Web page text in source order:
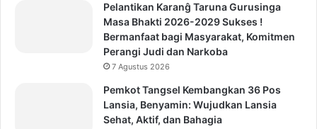
Pelantikan Karanĝ Taruna Gurusinga
Masa Bhakti 2026-2029 Sukses !
Bermanfaat bagi Masyarakat, Komitmen
Perangi Judi dan Narkoba
7 Agustus 2026
Pemkot Tangsel Kembangkan 36 Pos
Lansia, Benyamin: Wujudkan Lansia
Sehat, Aktif, dan Bahagia